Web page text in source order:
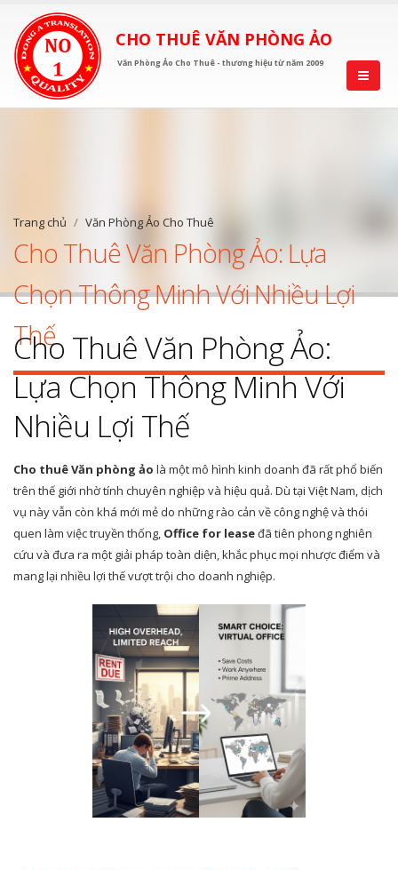
CHO THUÊ VĂN PHÒNG ẢO
Văn Phòng Ảo Cho Thuê - thương hiệu từ năm 2009
Trang chủ Văn Phòng Ảo Cho Thuê
Cho Thuê Văn Phòng Ảo: Lựa
Chọn Thông Minh Với Nhiều Lợi
Thế
Cho Thuê Văn Phòng Ảo:
Lựa Chọn Thông Minh Với
Nhiều Lợi Thế
Cho thuêVăn phòng ảo là một mô hình kinh doanh đã rất phổ biến
trên thế giới nhờ tính chuyên nghiệp và hiệu quả. Dù tại Việt Nam, dịch
vụ này vẫn còn khá mới mẻ do những rào cản về công nghệ và thói
quen làm việc truyền thống, Office for leaseđã tiên phong nghiên
cứu và đưa ra một giải pháp toàn diện, khắc phục mọi nhược điểm và
mang lại nhiều lợi thế vượt trội cho doanh nghiệp.